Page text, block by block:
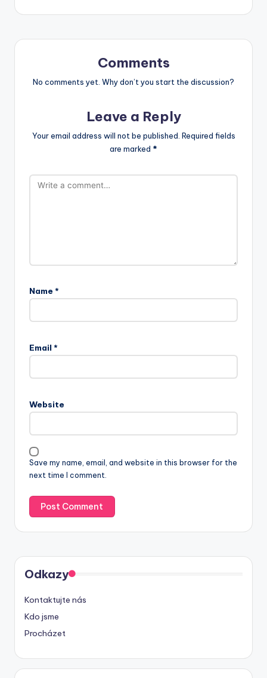
Comments
No comments yet. Why don’t you start the discussion?
Leave a Reply
Your email address will not be published. Required fields
are marked *
Name *
Email *
Website
Save my name, email, and website in this browser for the
next time I comment.
Odkazy
Kontaktujte nás
Kdo jsme
Procházet